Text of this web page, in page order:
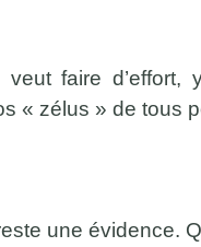
faire d’effort,
« zélus » de tous
une évidence.